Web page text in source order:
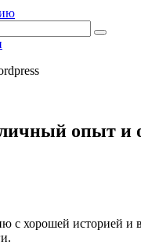
опыт и
с хорошей историей и